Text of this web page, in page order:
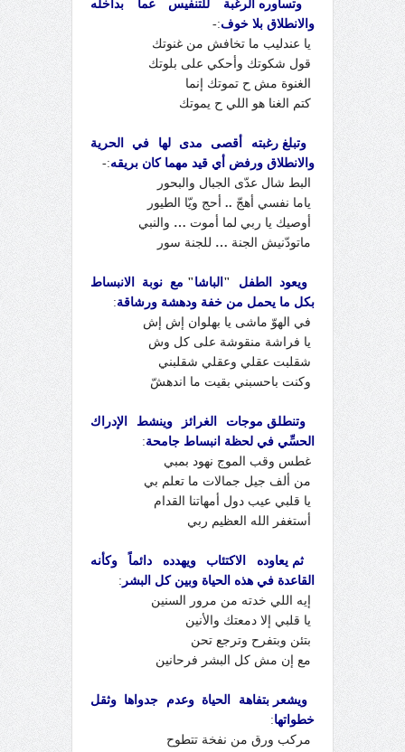
وتساوره الرغبة للتنفيس عما بداخله
والانطلاق بلا خوف:-
يا عندليب ما تخافش من غنوتك
قول شكوتك وأحكي على بلوتك
الغنوة مش ح تموتك إنما
كتم الغنا هو اللي ح يموتك
وتبلغ رغبته أقصى مدى لها في الحرية
والانطلاق ورفض أي قيد مهما كان بريقه:-
البط شال عدّى الجبال والبحور
ياما نفسي أهجّ .. أحج ويّا الطيور
أوصيك يا ربي لما أموت … والنبي
ماتودّنيش الجنة … للجنة سور
ويعود الطفل " الباشا" مع نوبة الانبساط
بكل ما يحمل من خفة ودهشة ورشاقة:
في الهوّ ماشى يا بهلوان إش إش
يا فراشة منقوشة على كل وش
شقلبت عقلي وعقلي شقلبني
وكنت باحسبني بقيت ما اندهشّ
وتنطلق موجات الغرائز وينشط الإدراك
الحسِّي في لحظة انبساط جامحة:
غطس وقب الموج نهود بمبي
من ألف جيل جمالات ما تعلم بي
يا قلبي عيب دول أمهاتنا القدام
أستغفر الله العظيم ربي
ثم يعاوده الاكتئاب ويهدده دائماً وكأنه
القاعدة في هذه الحياة وبين كل البشر :
إيه اللي خدته من مرور السنين
يا قلبي إلا دمعتك والأنين
بتئن وبتفرح وترجع تحن
مع إن مش كل البشر فرحانين
ويشعر بتفاهة الحياة وعدم جدواها وثقل
خطواتها:
مركب ورق من نفخة تتطوح